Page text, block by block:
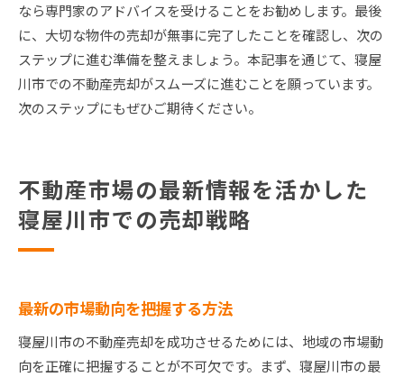
なら専門家のアドバイスを受けることをお勧めします。最後
に、大切な物件の売却が無事に完了したことを確認し、次の
ステップに進む準備を整えましょう。本記事を通じて、寝屋
川市での不動産売却がスムーズに進むことを願っています。
次のステップにもぜひご期待ください。
不動産市場の最新情報を活かした
寝屋川市での売却戦略
最新の市場動向を把握する方法
寝屋川市の不動産売却を成功させるためには、地域の市場動
向を正確に把握することが不可欠です。まず、寝屋川市の最